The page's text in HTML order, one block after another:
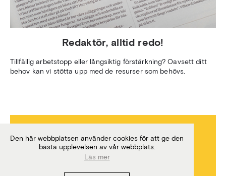
Den här webbplatsen använder cookies för att ge den
bästa upplevelsen av vår webbplats.
Läs mer
Redaktör, alltid redo!
Tillfällig arbetstopp eller långsiktig förstärkning? Oavsett ditt
behov kan vi stötta upp med de resurser som behövs.